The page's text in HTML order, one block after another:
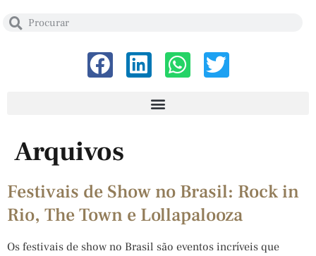
Arquivos
Festivais de Show no Brasil: Rock in
Rio, The Town e Lollapalooza
Os festivais de show no Brasil são eventos incríveis que